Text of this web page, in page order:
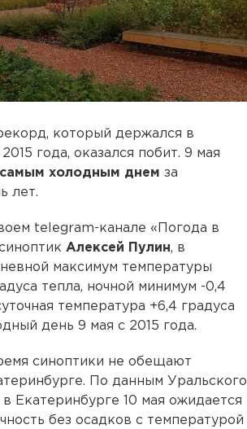
который держался в
года, оказался побит. 9 мая
самым холодным днем за
лет.
telegram-канале «Погода в
Алексей Пулин, в
максимум температуры
тепла, ночной минимум -0,4
температура +6,4 градуса
день 9 мая с 2015 года.
синоптики не обещают
По данным Уральского
Екатеринбурге 10 мая ожидается
без осадков с температурой